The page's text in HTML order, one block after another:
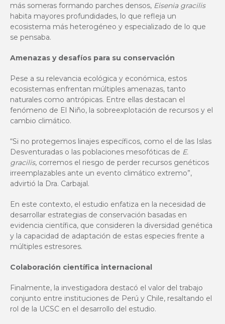
más someras formando parches densos, Eisenia gracilis
habita mayores profundidades, lo que refleja un
ecosistema más heterogéneo y especializado de lo que
se pensaba.
Amenazas y desafíos para su conservación
Pese a su relevancia ecológica y económica, estos
ecosistemas enfrentan múltiples amenazas, tanto
naturales como antrópicas. Entre ellas destacan el
fenómeno de El Niño, la sobreexplotación de recursos y el
cambio climático.
“Si no protegemos linajes específicos, como el de las Islas
Desventuradas o las poblaciones mesofóticas de E.
gracilis, corremos el riesgo de perder recursos genéticos
irreemplazables ante un evento climático extremo”,
advirtió la Dra. Carbajal.
En este contexto, el estudio enfatiza en la necesidad de
desarrollar estrategias de conservación basadas en
evidencia científica, que consideren la diversidad genética
y la capacidad de adaptación de estas especies frente a
múltiples estresores.
Colaboración científica internacional
Finalmente, la investigadora destacó el valor del trabajo
conjunto entre instituciones de Perú y Chile, resaltando el
rol de la UCSC en el desarrollo del estudio.